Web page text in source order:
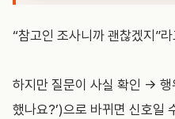
“참고인 조사니까 괜찮겠지”
하지만 질문이 사실 확인 → 행
했나요?’)으로 바뀌면 신호일